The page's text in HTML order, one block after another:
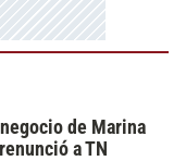
de Marina
a TN